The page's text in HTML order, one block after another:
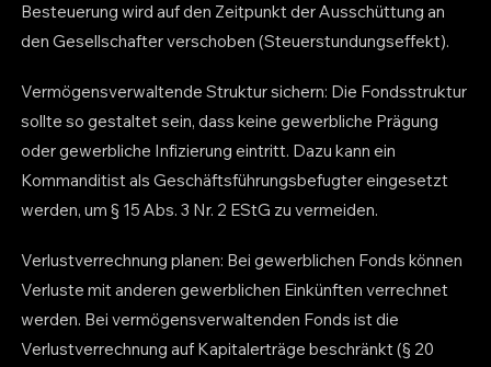
Besteuerung wird auf den Zeitpunkt der Ausschüttung an
den Gesellschafter verschoben (Steuerstundungseffekt).
Vermögensverwaltende Struktur sichern: Die Fondsstruktur
sollte so gestaltet sein, dass keine gewerbliche Prägung
oder gewerbliche Infizierung eintritt. Dazu kann ein
Kommanditist als Geschäftsführungsbefugter eingesetzt
werden, um § 15 Abs. 3 Nr. 2 EStG zu vermeiden.
Verlustverrechnung planen: Bei gewerblichen Fonds können
Verluste mit anderen gewerblichen Einkünften verrechnet
werden. Bei vermögensverwaltenden Fonds ist die
Verlustverrechnung auf Kapitalerträge beschränkt (§ 20